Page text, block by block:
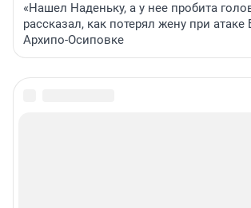
«Нашел Наденьку, а у нее пробита
рассказал, как потерял жену при
Архипо-Осиповке